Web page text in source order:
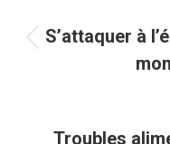
article
S’attaquer à
Troubles